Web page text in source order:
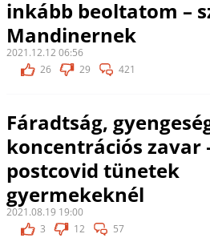
inkább beoltatom –
Mandinernek
2021.12.12 06:56
26
29 421
Fáradtság,
koncentrációs zavar
postcovid tünetek
gyermekeknél
2021.08.19 19:00
3
12 57